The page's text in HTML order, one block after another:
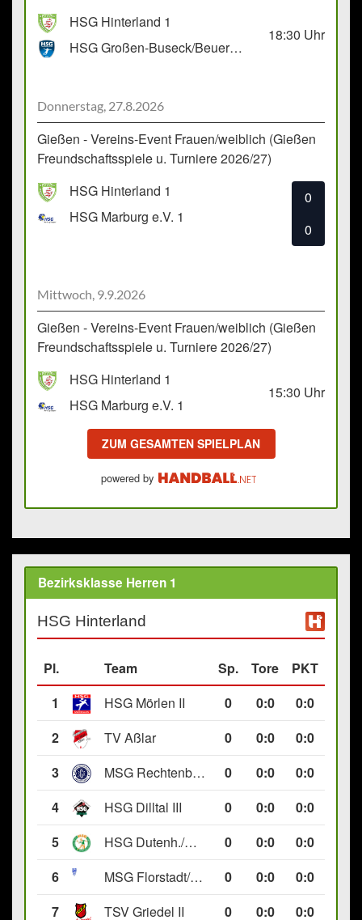
HSG Hinterland 1
HSG Großen-Buseck/Beuern 1
18:30 Uhr
Donnerstag, 27.8.2026
Gießen - Vereins-Event Frauen/weiblich (Gießen
Freundschaftsspiele u. Turniere 2026/27)
HSG Hinterland 1
HSG Marburg e.V. 1
0
0
Mittwoch, 9.9.2026
Gießen - Vereins-Event Frauen/weiblich (Gießen
Freundschaftsspiele u. Turniere 2026/27)
HSG Hinterland 1
HSG Marburg e.V. 1
15:30 Uhr
ZUM GESAMTEN SPIELPLAN
powered by
Bezirksklasse Herren 1
HSG Hinterland
Pl. Team Sp. Tore
PKT
1
HSG Mörlen II 0 0:0
0:0
2
TV Aßlar 0 0:0
0:0
3
MSG Rechtenbach/Wetzlar II 0 0:0
0:0
4
HSG Dilltal III 0 0:0
0:0
5
HSG Dutenh./Münchholzh. IV 0 0:0
0:0
6
MSG Florstadt/Gettenau II 0 0:0
0:0
7
TSV Griedel II 0 0:0 0:0